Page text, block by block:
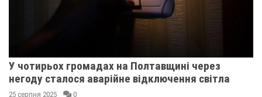
У чотирьох громадах на Полтавщині через
негоду сталося аварійне відключення світла
25 серпня 2025 0